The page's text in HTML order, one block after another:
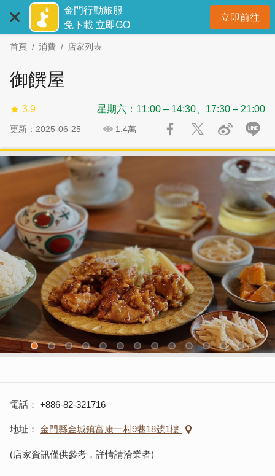
主
金門行動旅服
免下載 立即GO
立即前往開
首頁 消費 店家列表
御饌屋
3.9 星期六：11:00 – 14:30、17:30 – 21:00
更新：2025-06-25 1.4萬
社
電話 +886-82-321716
地址 金門縣金城鎮富康一村9巷18號1樓
(店家資訊僅供參考，詳情請洽業者)